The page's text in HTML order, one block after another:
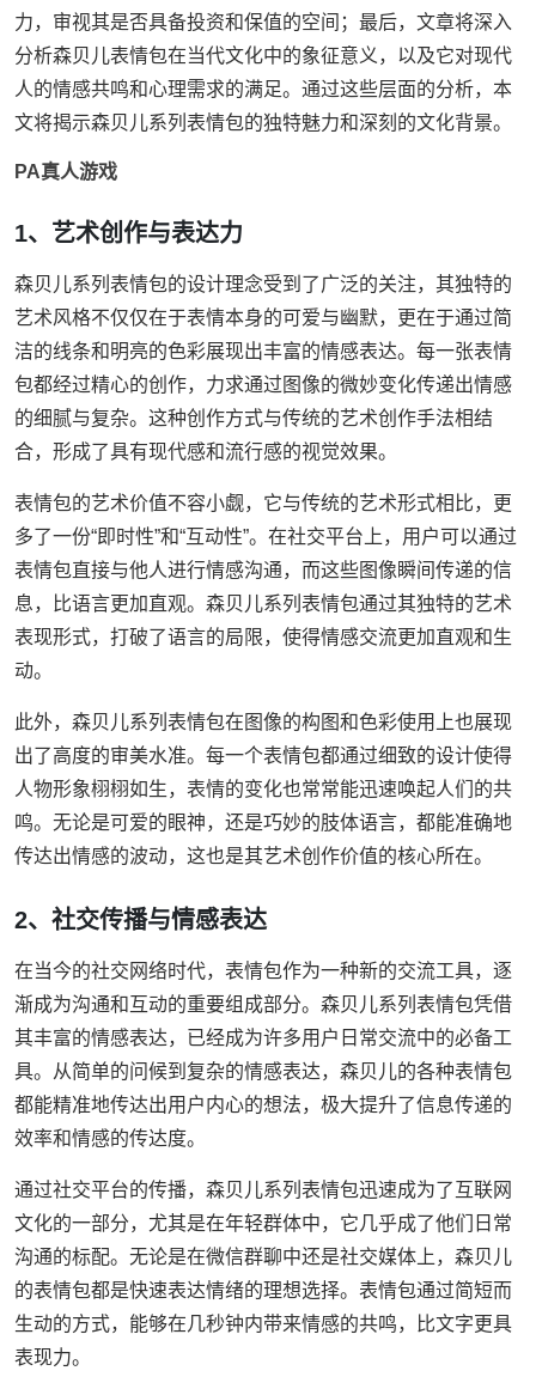
力，审视其是否具备投资和保值的空间；最后，文章将深入
分析森贝儿表情包在当代文化中的象征意义，以及它对现代
人的情感共鸣和心理需求的满足。通过这些层面的分析，本
文将揭示森贝儿系列表情包的独特魅力和深刻的文化背景。
PA真人游戏
1、艺术创作与表达力
森贝儿系列表情包的设计理念受到了广泛的关注，其独特的
艺术风格不仅仅在于表情本身的可爱与幽默，更在于通过简
洁的线条和明亮的色彩展现出丰富的情感表达。每一张表情
包都经过精心的创作，力求通过图像的微妙变化传递出情感
的细腻与复杂。这种创作方式与传统的艺术创作手法相结
合，形成了具有现代感和流行感的视觉效果。
表情包的艺术价值不容小觑，它与传统的艺术形式相比，更
多了一份“即时性”和“互动性”。在社交平台上，用户可以通过
表情包直接与他人进行情感沟通，而这些图像瞬间传递的信
息，比语言更加直观。森贝儿系列表情包通过其独特的艺术
表现形式，打破了语言的局限，使得情感交流更加直观和生
动。
此外，森贝儿系列表情包在图像的构图和色彩使用上也展现
出了高度的审美水准。每一个表情包都通过细致的设计使得
人物形象栩栩如生，表情的变化也常常能迅速唤起人们的共
鸣。无论是可爱的眼神，还是巧妙的肢体语言，都能准确地
传达出情感的波动，这也是其艺术创作价值的核心所在。
2、社交传播与情感表达
在当今的社交网络时代，表情包作为一种新的交流工具，逐
渐成为沟通和互动的重要组成部分。森贝儿系列表情包凭借
其丰富的情感表达，已经成为许多用户日常交流中的必备工
具。从简单的问候到复杂的情感表达，森贝儿的各种表情包
都能精准地传达出用户内心的想法，极大提升了信息传递的
效率和情感的传达度。
通过社交平台的传播，森贝儿系列表情包迅速成为了互联网
文化的一部分，尤其是在年轻群体中，它几乎成了他们日常
沟通的标配。无论是在微信群聊中还是社交媒体上，森贝儿
的表情包都是快速表达情绪的理想选择。表情包通过简短而
生动的方式，能够在几秒钟内带来情感的共鸣，比文字更具
表现力。